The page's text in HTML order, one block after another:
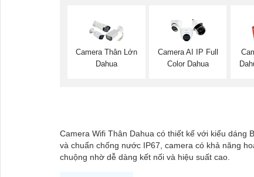
Camera Thân Lớn
Dahua
Camera AI IP Full
Color Dahua
Camera Wifi Thân Dahua có thiết kế với kiểu dáng
và chuẩn chống nước IP67, camera có khả năng
chuộng nhờ dễ dàng kết nối và hiệu suất cao.